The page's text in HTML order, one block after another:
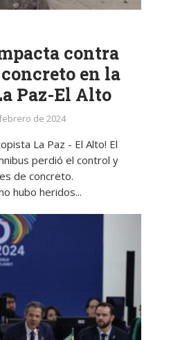
contra
en la
Paz-El Alto
de 2024
La Paz - El Alto! El
perdió el control y
de concreto.
hubo heridos...